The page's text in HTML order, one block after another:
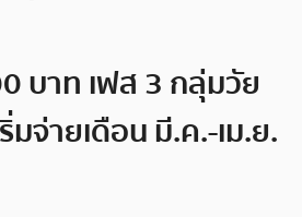
บาท เฟส 3 กลุ่มวัย
จ่ายเดือน มี.ค.-เม.ย.